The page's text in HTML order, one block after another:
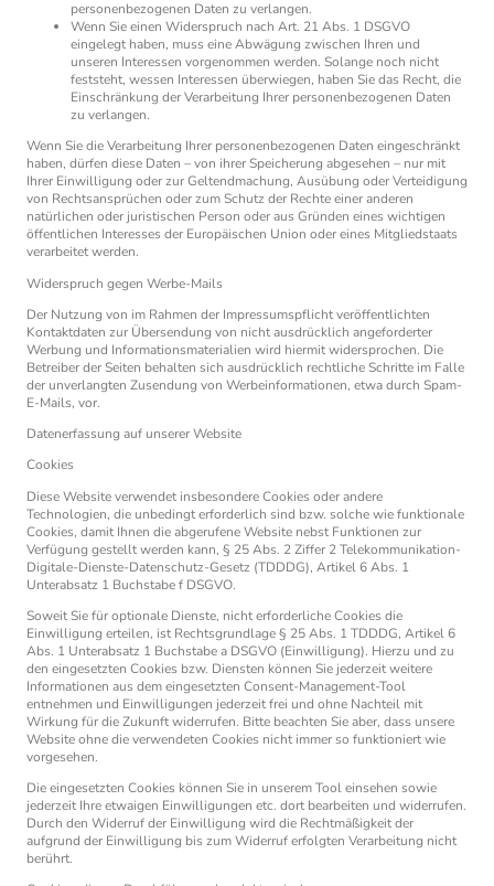
personenbezogenen Daten zu verlangen.
Wenn Sie einen Widerspruch nach Art. 21 Abs. 1 DSGVO
eingelegt haben, muss eine Abwägung zwischen Ihren und
unseren Interessen vorgenommen werden. Solange noch nicht
feststeht, wessen Interessen überwiegen, haben Sie das Recht, die
Einschränkung der Verarbeitung Ihrer personenbezogenen Daten
zu verlangen.
Wenn Sie die Verarbeitung Ihrer personenbezogenen Daten eingeschränkt
haben, dürfen diese Daten – von ihrer Speicherung abgesehen – nur mit
Ihrer Einwilligung oder zur Geltendmachung, Ausübung oder Verteidigung
von Rechtsansprüchen oder zum Schutz der Rechte einer anderen
natürlichen oder juristischen Person oder aus Gründen eines wichtigen
öffentlichen Interesses der Europäischen Union oder eines Mitgliedstaats
verarbeitet werden.
Widerspruch gegen Werbe-Mails
Der Nutzung von im Rahmen der Impressumspflicht veröffentlichten
Kontaktdaten zur Übersendung von nicht ausdrücklich angeforderter
Werbung und Informationsmaterialien wird hiermit widersprochen. Die
Betreiber der Seiten behalten sich ausdrücklich rechtliche Schritte im Falle
der unverlangten Zusendung von Werbeinformationen, etwa durch Spam-
E-Mails, vor.
Datenerfassung auf unserer Website
Cookies
Diese Website verwendet insbesondere Cookies oder andere
Technologien, die unbedingt erforderlich sind bzw. solche wie funktionale
Cookies, damit Ihnen die abgerufene Website nebst Funktionen zur
Verfügung gestellt werden kann, § 25 Abs. 2 Ziffer 2 Telekommunikation-
Digitale-Dienste-Datenschutz-Gesetz (TDDDG), Artikel 6 Abs. 1
Unterabsatz 1 Buchstabe f DSGVO.
Soweit Sie für optionale Dienste, nicht erforderliche Cookies die
Einwilligung erteilen, ist Rechtsgrundlage § 25 Abs. 1 TDDDG, Artikel 6
Abs. 1 Unterabsatz 1 Buchstabe a DSGVO (Einwilligung). Hierzu und zu
den eingesetzten Cookies bzw. Diensten können Sie jederzeit weitere
Informationen aus dem eingesetzten Consent-Management-Tool
entnehmen und Einwilligungen jederzeit frei und ohne Nachteil mit
Wirkung für die Zukunft widerrufen. Bitte beachten Sie aber, dass unsere
Website ohne die verwendeten Cookies nicht immer so funktioniert wie
vorgesehen.
Die eingesetzten Cookies können Sie in unserem Tool einsehen sowie
jederzeit Ihre etwaigen Einwilligungen etc. dort bearbeiten und widerrufen.
Durch den Widerruf der Einwilligung wird die Rechtmäßigkeit der
aufgrund der Einwilligung bis zum Widerruf erfolgten Verarbeitung nicht
berührt.